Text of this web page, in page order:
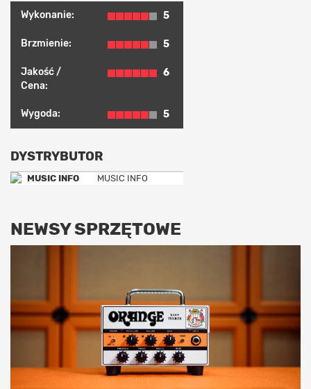
Wykonanie: 5
Brzmienie: 5
Jakość /
Cena:
6
Wygoda: 5
DYSTRYBUTOR
MUSIC INFO
NEWSY SPRZĘTOWE